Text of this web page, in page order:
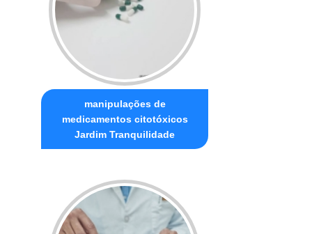
manipulações de
medicamentos citotóxicos
Jardim Tranquilidade